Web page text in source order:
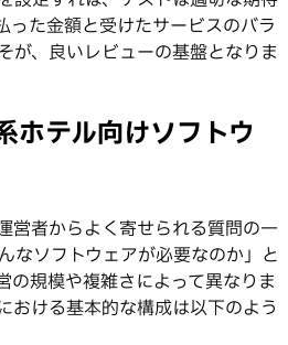
った金額と受けたサービスのバラ
が、良いレビューの基盤となりま
ホテル向けソフトウ
営者からよく寄せられる質問の一
なソフトウェアが必要なのか」と
の規模や複雑さによって異なりま
おける基本的な構成は以下のよう